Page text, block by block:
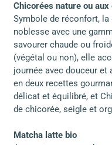
Chicorées nature ou
Symbole de réconfort,
noblesse avec une
savourer chaude ou
(végétal ou non), elle
journée avec douceur
en deux recettes
délicat et équilibré, et
de chicorée, seigle et
Matcha latte bio